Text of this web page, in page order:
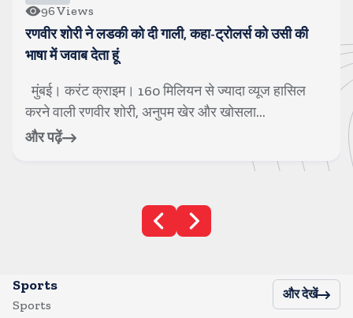
66Views
सनी और प्रीति जिंटा ने की सीएम से मुलाकात, प्रमोशन इवेंट में
गिर जाने से एक व्यक्ति घायल
लखनउ। करंट क्राइम। सनी देओल और प्रीति जिंटा इन
दिनों अपनी आने वाली फिल्म बंटवारा 1947 को लेकर...
और पढ़ें
Sports
Sports
और देखें